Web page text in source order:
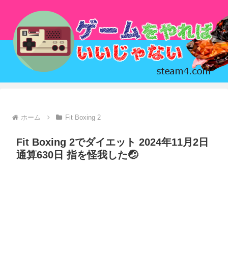
ホーム Fit Boxing 2
Fit Boxing 2でダイエット 2024年11月2日
通算630日 指を怪我した🤕